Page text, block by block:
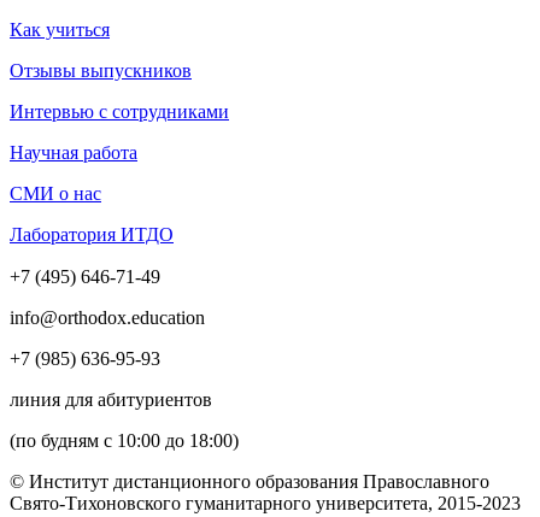
Как учиться
Отзывы выпускников
Интервью с сотрудниками
Научная работа
СМИ о нас
Лаборатория ИТДО
+7 (495) 646-71-49
info@orthodox.education
+7 (985) 636-95-93
линия для абитуриентов
(по будням с 10:00 до 18:00)
© Институт дистанционного образования Православного
Свято-Тихоновского гуманитарного университета, 2015-2023